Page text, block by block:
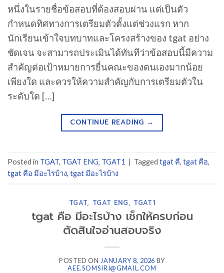
หนึ่งในรายชื่อข้อสอบที่ต้องสอบผ่าน แต่เป็นตัว
กำหนดทิศทางการเตรียมตัวตั้งแต่ช่วงแรก หาก
นักเรียนเข้าใจบทบาทและโครงสร้างของ tgat อย่าง
ชัดเจน จะสามารถประเมินได้ทันทีว่าข้อสอบนี้มีความ
สำคัญต่อเป้าหมายการยื่นคณะของตนเองมากน้อย
เพียงใด และควรให้ความสำคัญกับการเตรียมตัวใน
ระดับใด […]
CONTINUE READING →
Posted in TGAT, TGAT ENG, TGAT1 | Tagged tgat คื, tgat คือ,
tgat คือ มีอะไรบ้าง, tgat มีอะไรบ้าง
TGAT, TGAT ENG, TGAT1
tgat คือ มีอะไรบ้าง เช็กให้ครบก่อน
ตัดสินใจอ่านสอบจริง
POSTED ON JANUARY 8, 2026 BY
AEE.SOMSIRI@GMAIL.COM